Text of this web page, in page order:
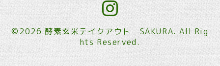
©2026酵素玄米テイクアウト SAKURA. All Rig
hts Reserved.